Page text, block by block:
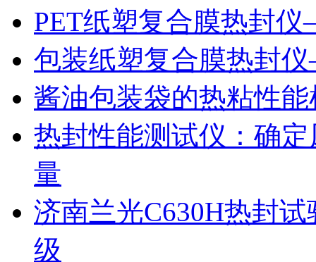
PET纸塑复合膜热封
包装纸塑复合膜热封
酱油包装袋的热粘性
热封性能测试仪：确
量
济南兰光C630H热封
级